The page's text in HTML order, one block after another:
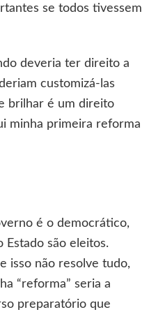
se todos tivessem
deveria ter direito a
customizá-las
brilhar é um direito
minha primeira reforma
é o democrático,
Estado são eleitos.
isso não resolve tudo,
“reforma” seria a
preparatório que